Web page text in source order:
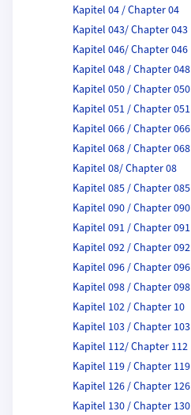
Kapitel 04 / Chapter 04
Kapitel 043/ Chapter 043
Kapitel 046/ Chapter 046
Kapitel 048 / Chapter 048
Kapitel 050 / Chapter 050
Kapitel 051 / Chapter 051
Kapitel 066 / Chapter 066
Kapitel 068 / Chapter 068
Kapitel 08/ Chapter 08
Kapitel 085 / Chapter 085
Kapitel 090 / Chapter 090
Kapitel 091 / Chapter 091
Kapitel 092 / Chapter 092
Kapitel 096 / Chapter 096
Kapitel 098 / Chapter 098
Kapitel 102 / Chapter 10
Kapitel 103 / Chapter 103
Kapitel 112/ Chapter 112
Kapitel 119 / Chapter 119
Kapitel 126 / Chapter 126
Kapitel 130 / Chapter 130